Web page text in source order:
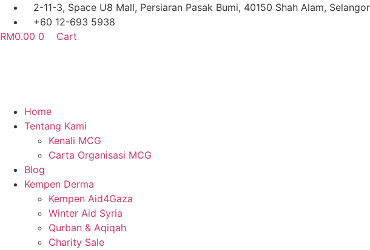
Skip
content
2-11-3, Space U8 Mall, Persiaran Pasak Bumi, 40150 Shah Alam, Selangor
+60 12-693 5938
RM0.00 0 Cart
Home
Tentang Kami
Kenali MCG
Carta Organisasi MCG
Blog
Kempen Derma
Kempen Aid4Gaza
Winter Aid Syria
Qurban & Aqiqah
Charity Sale